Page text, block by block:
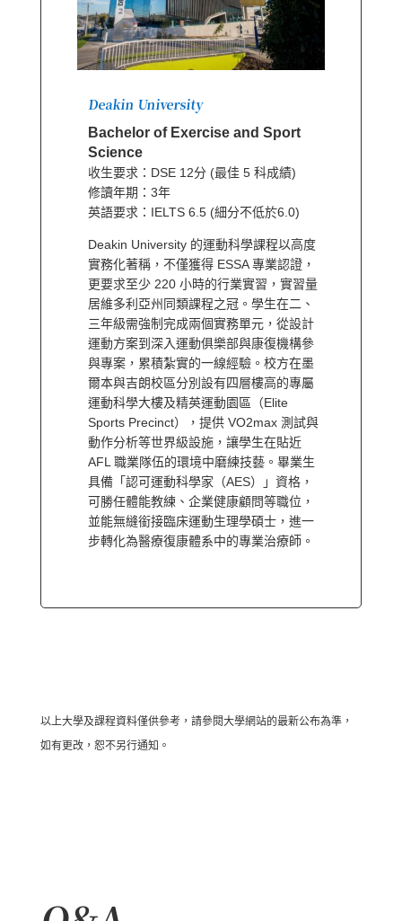
Deakin University
Bachelor of Exercise and Sport
Science
收生要求：DSE 12分 (最佳 5 科成績)
修讀年期：3年
英語要求：IELTS 6.5 (細分不低於6.0)
Deakin University 的運動科學課程以高度
實務化著稱，不僅獲得 ESSA 專業認證，
更要求至少 220 小時的行業實習，實習量
居維多利亞州同類課程之冠。學生在二、
三年級需強制完成兩個實務單元，從設計
運動方案到深入運動俱樂部與康復機構參
與專案，累積紮實的一線經驗。校方在墨
爾本與吉朗校區分別設有四層樓高的專屬
運動科學大樓及精英運動園區（Elite
Sports Precinct），提供 VO2max 測試與
動作分析等世界級設施，讓學生在貼近
AFL 職業隊伍的環境中磨練技藝。畢業生
具備「認可運動科學家（AES）」資格，
可勝任體能教練、企業健康顧問等職位，
並能無縫銜接臨床運動生理學碩士，進一
步轉化為醫療復康體系中的專業治療師。
以上大學及課程資料僅供參考，請參閱大學網站的最新公布為準，
如有更改，恕不另行通知。